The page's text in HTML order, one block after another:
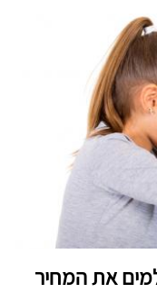
את המחיר